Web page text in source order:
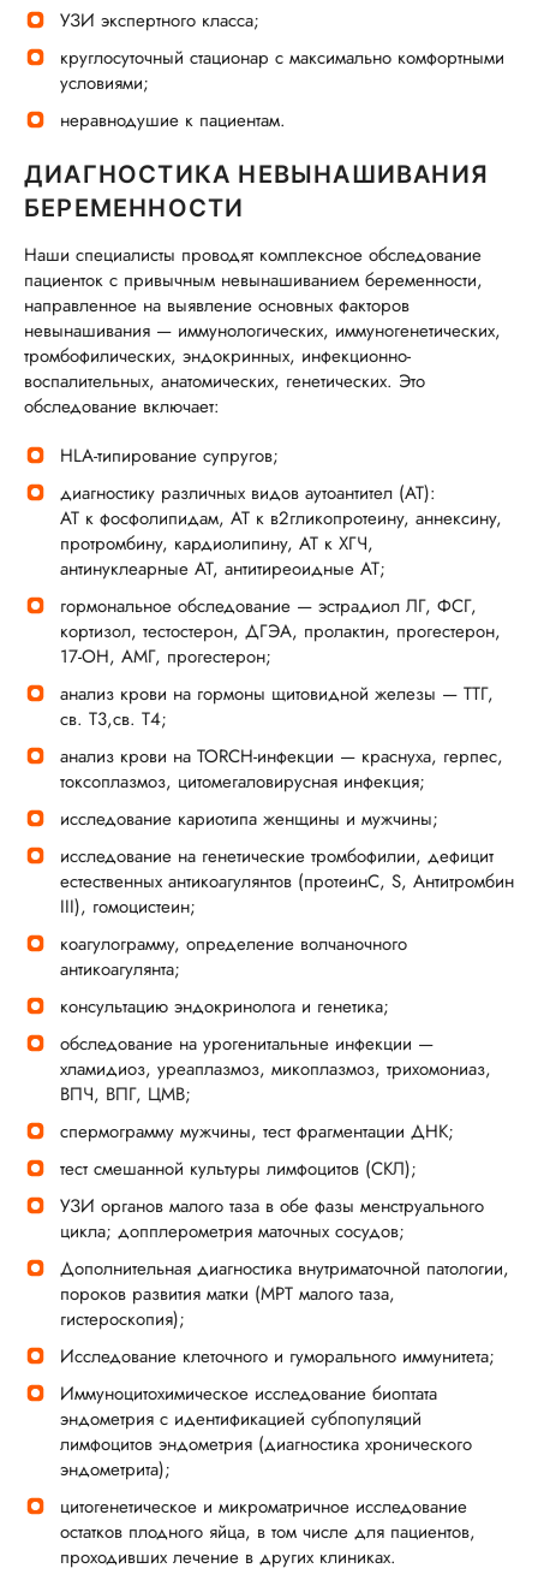
УЗИ экспертного класса;
круглосуточный стационар с максимально комфортными
условиями;
неравнодушие к пациентам.
ДИАГНОСТИКА НЕВЫНАШИВАНИЯ
БЕРЕМЕННОСТИ
Наши специалисты проводят комплексное обследование
пациенток с привычным невынашиванием беременности,
направленное на выявление основных факторов
невынашивания — иммунологических, иммуногенетических,
тромбофилических, эндокринных, инфекционно-
воспалительных, анатомических, генетических. Это
обследование включает:
HLA-типирование супругов;
диагностику различных видов аутоантител (АТ):
АТ к фосфолипидам, АТ к в2гликопротеину, аннексину,
протромбину, кардиолипину, АТ к ХГЧ,
антинуклеарные АТ, антитиреоидные АТ;
гормональное обследование — эстрадиол ЛГ, ФСГ,
кортизол, тестостерон, ДГЭА, пролактин, прогестерон,
17-ОН, АМГ, прогестерон;
анализ крови на гормоны щитовидной железы — ТТГ,
св. Т3,св. Т4;
анализ крови на ТОRCH-инфекции — краснуха, герпес,
токсоплазмоз, цитомегаловирусная инфекция;
исследование кариотипа женщины и мужчины;
исследование на генетические тромбофилии, дефицит
естественных антикоагулянтов (протеинС, S, Антитромбин
III), гомоцистеин;
коагулограмму, определение волчаночного
антикоагулянта;
консультацию эндокринолога и генетика;
обследование на урогенитальные инфекции —
хламидиоз, уреаплазмоз, микоплазмоз, трихомониаз,
ВПЧ, ВПГ, ЦМВ;
спермограмму мужчины, тест фрагментации ДНК;
тест смешанной культуры лимфоцитов (СКЛ);
УЗИ органов малого таза в обе фазы менструального
цикла; допплерометрия маточных сосудов;
Дополнительная диагностика внутриматочной патологии,
пороков развития матки (МРТ малого таза,
гистероскопия);
Исследование клеточного и гуморального иммунитета;
Иммуноцитохимическое исследование биоптата
эндометрия с идентификацией субпопуляций
лимфоцитов эндометрия (диагностика хронического
эндометрита);
цитогенетическое и микроматричное исследование
остатков плодного яйца, в том числе для пациентов,
проходивших лечение в других клиниках.